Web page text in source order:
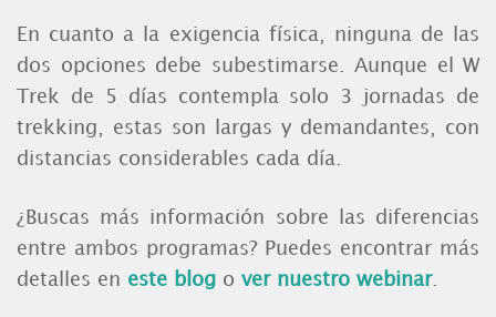
En cuanto a la exigencia física, ninguna de las
dos opciones debe subestimarse. Aunque el W
Trek de 5 días contempla solo 3 jornadas de
trekking, estas son largas y demandantes, con
distancias considerables cada día.
¿Buscas más información sobre las diferencias
entre ambos programas? Puedes encontrar más
detalles en este blog o ver nuestro webinar.